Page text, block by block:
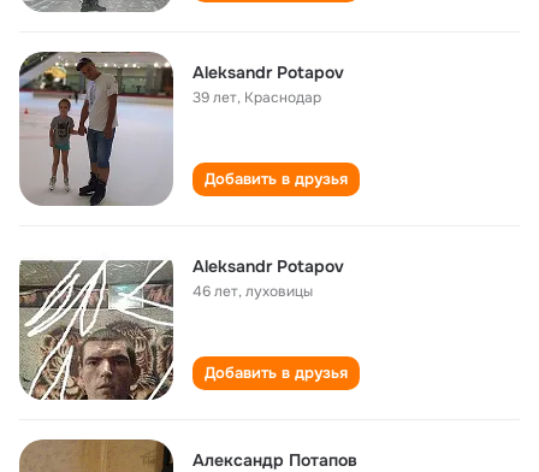
Aleksandr Potapov
39 лет, Краснодар
Добавить в друзья
Aleksandr Potapov
46 лет,луховицы
Добавить в друзья
Александр Потапов